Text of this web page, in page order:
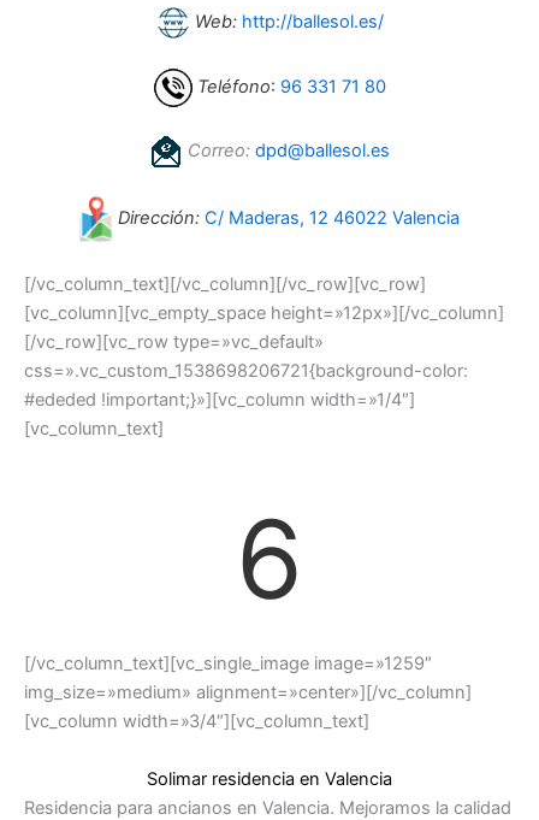
Web: http://ballesol.es/
Teléfono: 96 331 71 80
Correo: dpd@ballesol.es
Dirección: C/ Maderas, 12 46022 Valencia
[/vc_column_text][/vc_column][/vc_row][vc_row]
[vc_column][vc_empty_space height=»12px»][/vc_column]
[/vc_row][vc_row type=»vc_default»
css=».vc_custom_1538698206721{background-color:
#ededed !important;}»][vc_column width=»1/4″]
[vc_column_text]
6
[/vc_column_text][vc_single_image image=»1259″
img_size=»medium» alignment=»center»][/vc_column]
[vc_column width=»3/4″][vc_column_text]
Solimar residencia en Valencia
Residencia para ancianos en Valencia. Mejoramos la calidad